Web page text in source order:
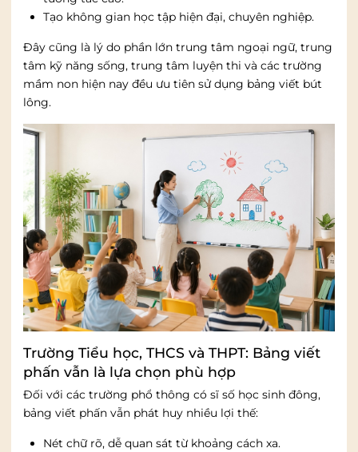
Tạo không gian học tập hiện đại, chuyên nghiệp.
Đây cũng là lý do phần lớn trung tâm ngoại ngữ, trung
tâm kỹ năng sống, trung tâm luyện thi và các trường
mầm non hiện nay đều ưu tiên sử dụng bảng viết bút
lông.
Trường Tiểu học, THCS và THPT: Bảng viết
phấn vẫn là lựa chọn phù hợp
Đối với các trường phổ thông có sĩ số học sinh đông,
bảng viết phấn vẫn phát huy nhiều lợi thế:
Nét chữ rõ, dễ quan sát từ khoảng cách xa.